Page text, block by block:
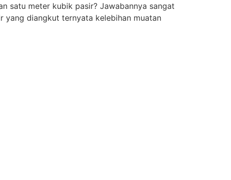
satu meter kubik pasir? Jawabannya sangat
yang diangkut ternyata kelebihan muatan